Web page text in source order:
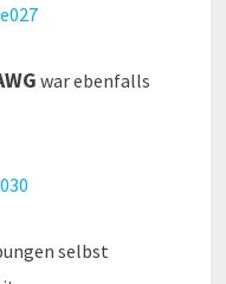
war ebenfalls
selbst